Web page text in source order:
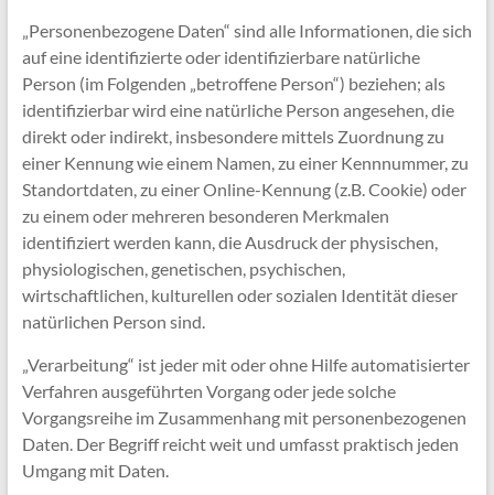
„Personenbezogene Daten“ sind alle Informationen, die sich
auf eine identifizierte oder identifizierbare natürliche
Person (im Folgenden „betroffene Person“) beziehen; als
identifizierbar wird eine natürliche Person angesehen, die
direkt oder indirekt, insbesondere mittels Zuordnung zu
einer Kennung wie einem Namen, zu einer Kennnummer, zu
Standortdaten, zu einer Online-Kennung (z.B. Cookie) oder
zu einem oder mehreren besonderen Merkmalen
identifiziert werden kann, die Ausdruck der physischen,
physiologischen, genetischen, psychischen,
wirtschaftlichen, kulturellen oder sozialen Identität dieser
natürlichen Person sind.
„Verarbeitung“ ist jeder mit oder ohne Hilfe automatisierter
Verfahren ausgeführten Vorgang oder jede solche
Vorgangsreihe im Zusammenhang mit personenbezogenen
Daten. Der Begriff reicht weit und umfasst praktisch jeden
Umgang mit Daten.